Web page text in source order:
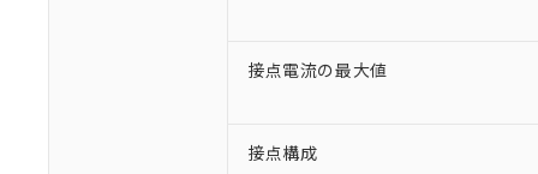
接点電流の最大値
接点構成
対応済み：
対応予定：EU
対応予定なし：